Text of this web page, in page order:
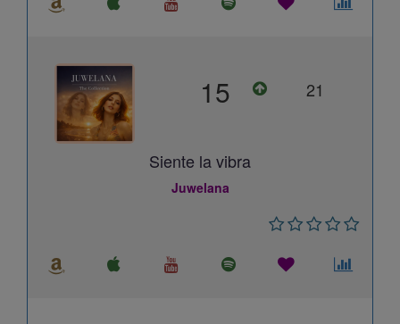
15 21
Siente la vibra
Juwelana